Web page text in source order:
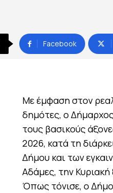
Facebook
Με έμφαση στον
δημότες, ο
τους βασικούς
2026, κατά τη
Δήμου και των
Αδάμες, την
Όπως τόνισε, ο